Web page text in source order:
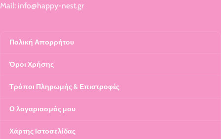
Mail: info@happy-nest.gr
Πολική Απορρήτου
Όροι Χρήσης
Τρόποι Πληρωμής & Επιστροφές
Ο λογαριασμός μου
Χάρτης Ιστοσελίδας